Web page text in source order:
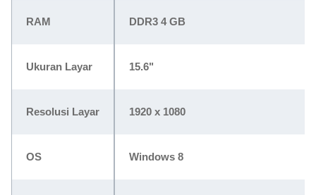
RAM DDR3 4 GB
Ukuran Layar 15.6"
Resolusi Layar 1920 x 1080
OS Windows 8